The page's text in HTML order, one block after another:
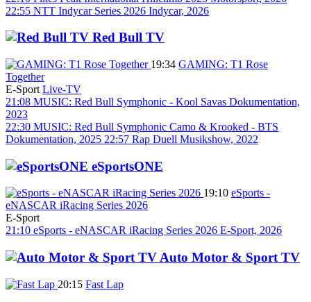
22:55 NTT Indycar Series 2026 Indycar, 2026
Red Bull TV
19:34 GAMING: T1 Rose
Together
E-Sport Live-TV
21:08 MUSIC: Red Bull Symphonic - Kool Savas Dokumentation,
2023
22:30 MUSIC: Red Bull Symphonic Camo & Krooked - BTS
Dokumentation, 2025 22:57 Rap Duell Musikshow, 2022
eSportsONE
19:10 eSports -
eNASCAR iRacing Series 2026
E-Sport
21:10 eSports - eNASCAR iRacing Series 2026 E-Sport, 2026
Auto Motor & Sport TV
20:15 Fast Lap